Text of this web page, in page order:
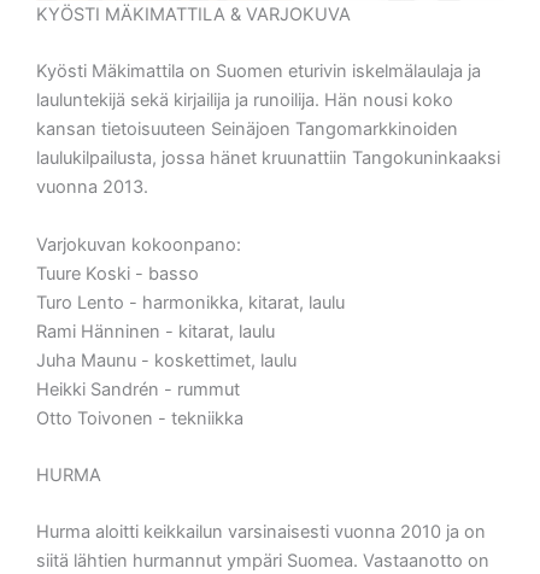
KYÖSTI MÄKIMATTILA & VARJOKUVA
Kyösti Mäkimattila on Suomen eturivin iskelmälaulaja ja
lauluntekijä sekä kirjailija ja runoilija. Hän nousi koko
kansan tietoisuuteen Seinäjoen Tangomarkkinoiden
laulukilpailusta, jossa hänet kruunattiin Tangokuninkaaksi
vuonna 2013.
Varjokuvan kokoonpano:
Tuure Koski - basso
Turo Lento - harmonikka, kitarat, laulu
Rami Hänninen - kitarat, laulu
Juha Maunu - koskettimet, laulu
Heikki Sandrén - rummut
Otto Toivonen - tekniikka
HURMA
Hurma aloitti keikkailun varsinaisesti vuonna 2010 ja on
siitä lähtien hurmannut ympäri Suomea. Vastaanotto on